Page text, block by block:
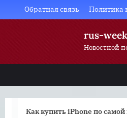
to
Обратная связь Политика
rus-
Новостной
Как купить iPhone по самой